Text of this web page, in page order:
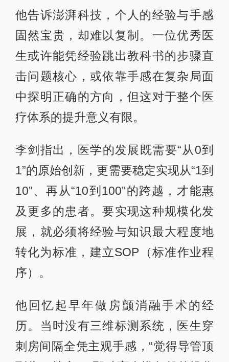
他告诉澎湃科技，个人的经验与手感
固然宝贵，却难以复制。一位优秀医
生或许能凭经验跳出教科书的步骤直
击问题核心，或依靠手感在复杂局面
中探明正确的方向，但这对于整个医
疗体系的提升意义有限。
李剑指出，医学的发展既需要“从0到
1”的原始创新，更需要稳定实现从“1到
10”、再从“10到100”的跨越，才能惠
及更多的患者。要实现这种规模化发
展，就必须将经验与知识最大程度地
转化为标准，建立SOP（标准作业程
序）。
他回忆起早年做房颤消融手术的经
历。当时没有三维标测系统，医生穿
刺房间隔全凭主观手感，“觉得导管顶